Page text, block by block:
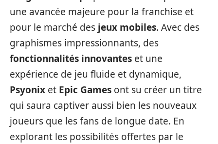
une avancée majeure pour la franchise et
pour le marché des jeux mobiles. Avec des
graphismes impressionnants, des
fonctionnalités innovantes et une
expérience de jeu fluide et dynamique,
Psyonix et Epic Games ont su créer un titre
qui saura captiver aussi bien les nouveaux
joueurs que les fans de longue date. En
explorant les possibilités offertes par le